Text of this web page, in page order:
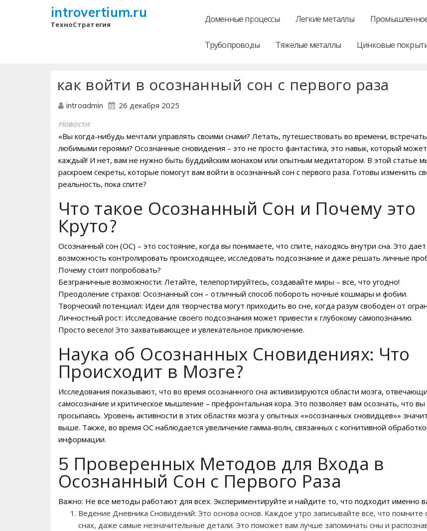
introvertium.ru
ТехноСтратегия
Доменные процессы Легкие металлы
Трубопроводы Тяжелые металлы Цинковые
как войти в осознанный сон с первого раза
introadmin 26 декабря 2025
Новости
«Вы когда-нибудь мечтали управлять своими снами? Летать, путешествовать во времени,
любимыми героями? Осознанные сновидения – это не просто фантастика, это навык, который
каждый! И нет, вам не нужно быть буддийским монахом или опытным медитатором. В этой статье
раскроем секреты, которые помогут вам войти в осознанный сон с первого раза. Готовы изменить
реальность, пока спите?
Что такое Осознанный Сон и Почему это
Круто?
Осознанный сон (ОС) – это состояние, когда вы понимаете, что спите, находясь внутри сна. Это
возможность контролировать происходящее, исследовать подсознание и даже решать личные
Почему стоит попробовать?
Безграничные возможности: Летайте, телепортируйтесь, создавайте миры – все, что угодно!
Преодоление страхов: Осознанный сон – отличный способ побороть ночные кошмары и фобии.
Творческий потенциал: Идеи для творчества могут приходить во сне, когда разум свободен от
Личностный рост: Исследование своего подсознания может привести к глубокому самопознанию.
Просто весело! Это захватывающее и увлекательное приключение.
Наука об Осознанных Сновидениях: Что
Происходит в Мозге?
Исследования показывают, что во время осознанного сна активизируются области мозга,
самосознание и критическое мышление – префронтальная кора. Это позволяет вам осознать, что вы
просыпаясь. Уровень активности в этих областях мозга у опытных «»осознанных сновидцев»»
выше. Также, во время ОС наблюдается увеличение гамма-волн, связанных с когнитивной
информации.
5 Проверенных Методов для Входа в
Осознанный Сон с Первого Раза
Важно: Не все методы работают для всех. Экспериментируйте и найдите то, что подходит именно
Ведение Дневника Сновидений: Это основа основ. Каждое утро записывайте все, что помните
снах, даже самые незначительные детали. Это поможет вам лучше запоминать сны и